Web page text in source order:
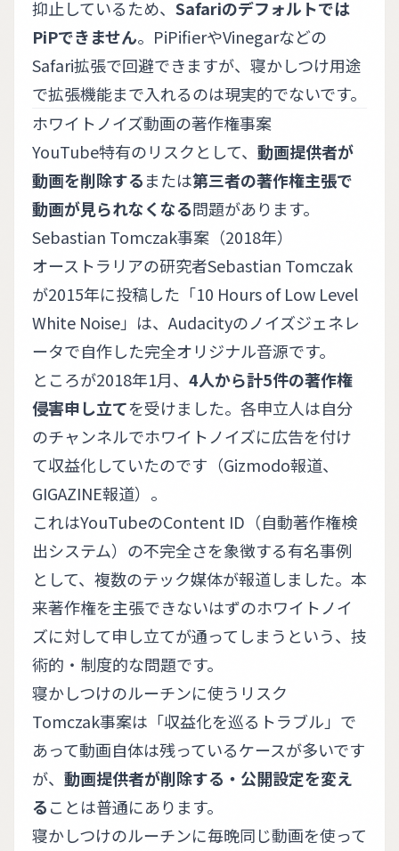
抑止しているため、 Safariのデフォルトでは
PiPできません。PiPifierやVinegarなどの
Safari拡張で回避できますが、寝かしつけ用途
で拡張機能まで入れるのは現実的でないです。
ホワイトノイズ動画の著作権事案
YouTube特有のリスクとして、 動画提供者が
動画を削除するまたは第三者の著作権主張で
動画が見られなくなる問題があります。
Sebastian Tomczak事案（2018年）
オーストラリアの研究者Sebastian Tomczak
が2015年に投稿した「10 Hours of Low Level
White Noise」は、Audacityのノイズジェネレ
ータで自作した完全オリジナル音源です。
ところが2018年1月、 4人から計5件の著作権
侵害申し立てを受けました。各申立人は自分
のチャンネルでホワイトノイズに広告を付け
て収益化していたのです（Gizmodo報道、
GIGAZINE報道）。
これはYouTubeのContent ID（自動著作権検
出システム）の不完全さを象徴する有名事例
として、複数のテック媒体が報道しました。本
来著作権を主張できないはずのホワイトノイ
ズに対して申し立てが通ってしまうという、技
術的・制度的な問題です。
寝かしつけのルーチンに使うリスク
Tomczak事案は「収益化を巡るトラブル」で
あって動画自体は残っているケースが多いです
が、 動画提供者が削除する・公開設定を変え
ることは普通にあります。
寝かしつけのルーチンに毎晩同じ動画を使って